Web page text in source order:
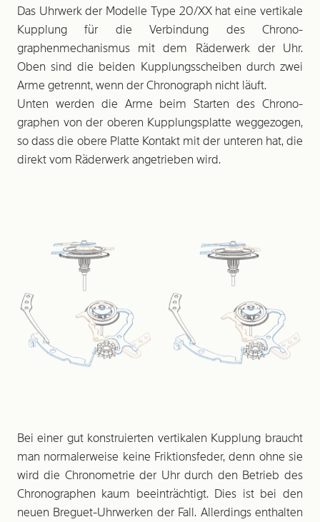
Das Uhrwerk der Modelle Type 20/XX hat eine vertikale
Kupplung für die Verbindung des Chrono­
graphenmechanismus mit dem Räderwerk der Uhr.
Oben sind die beiden Kupplungsscheiben durch zwei
Arme getrennt, wenn der Chronograph nicht läuft.
Unten werden die Arme beim Starten des Chrono­
graphen von der oberen Kupplungsplatte weggezogen,
so dass die obere Platte Kontakt mit der unteren hat, die
direkt vom Räderwerk angetrieben wird.
Bei einer gut konstruierten vertikalen Kupplung braucht
man normalerweise keine Friktionsfeder, denn ohne sie
wird die Chronometrie der Uhr durch den Betrieb des
Chronographen kaum beeinträchtigt. Dies ist bei den
neuen Breguet-Uhrwerken der Fall. Allerdings enthalten